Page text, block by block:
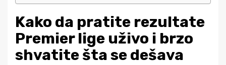
Kako da pratite rezultate
Premier lige uživo i brzo
shvatite šta se dešava